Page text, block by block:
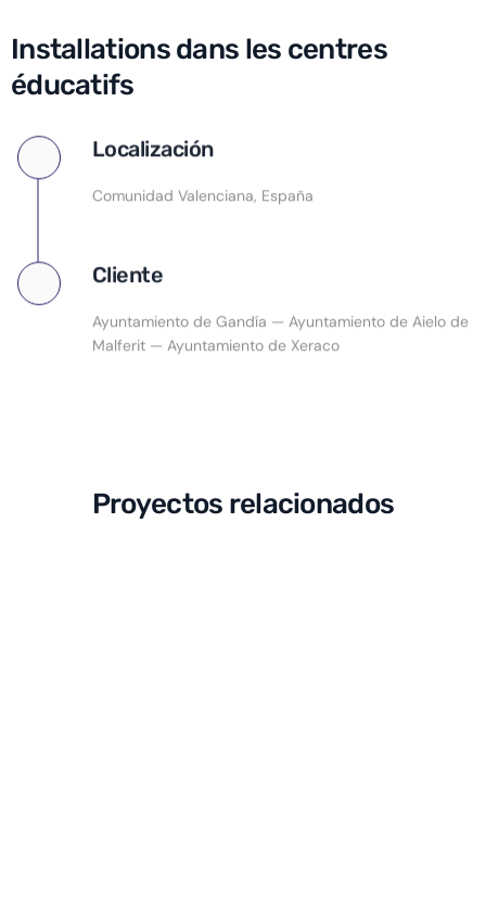
Installations dans les centres
éducatifs
Localización
Comunidad Valenciana, España
Cliente
Ayuntamiento de Gandía — Ayuntamiento de Aielo de
Malferit — Ayuntamiento de Xeraco
Proyectos relacionados